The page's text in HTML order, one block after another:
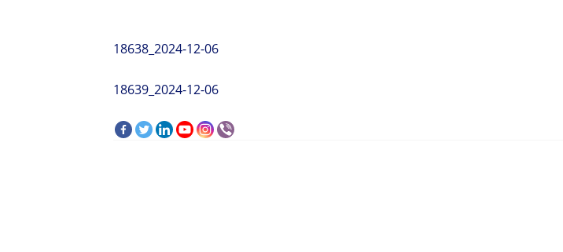
18638_2024-12-06
18639_2024-12-06